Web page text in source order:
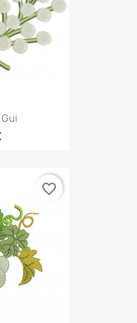
favorite_border